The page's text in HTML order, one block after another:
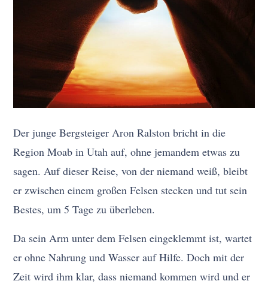
Der junge Bergsteiger Aron Ralston bricht in die
Region Moab in Utah auf, ohne jemandem etwas zu
sagen. Auf dieser Reise, von der niemand weiß, bleibt
er zwischen einem großen Felsen stecken und tut sein
Bestes, um 5 Tage zu überleben.
Da sein Arm unter dem Felsen eingeklemmt ist, wartet
er ohne Nahrung und Wasser auf Hilfe. Doch mit der
Zeit wird ihm klar, dass niemand kommen wird und er